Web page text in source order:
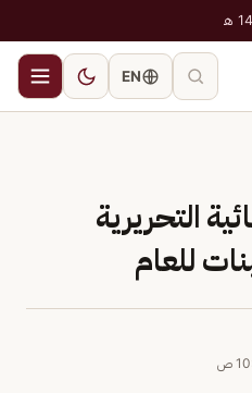
EN
التحريرية
للعام
ص